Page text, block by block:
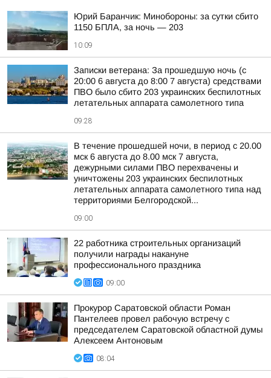
Юрий Баранчик: Минобороны: за сутки сбито
1150 БПЛА, за ночь — 203
10:09
Записки ветерана: За прошедшую ночь (с
20:00 6 августа до 8:00 7 августа) средствами
ПВО было сбито 203 украинских беспилотных
летательных аппарата самолетного типа
09:28
В течение прошедшей ночи, в период с 20.00
мск 6 августа до 8.00 мск 7 августа,
дежурными силами ПВО перехвачены и
уничтожены 203 украинских беспилотных
летательных аппарата самолетного типа над
территориями Белгородской...
09:00
22 работника строительных организаций
получили награды накануне
профессионального праздника
09:00
Прокурор Саратовской области Роман
Пантелеев провел рабочую встречу с
председателем Саратовской областной думы
Алексеем Антоновым
08:04